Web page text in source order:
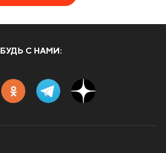
БУДЬ С НАМИ: